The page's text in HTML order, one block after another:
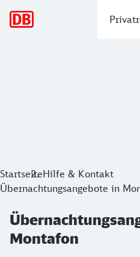
StartseiteHilfe & Kontakt
Übernachtungsangebote in
Montafon